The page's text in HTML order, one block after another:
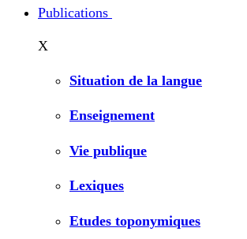
Publications
X
Situation de la langue
Enseignement
Vie publique
Lexiques
Etudes toponymiques